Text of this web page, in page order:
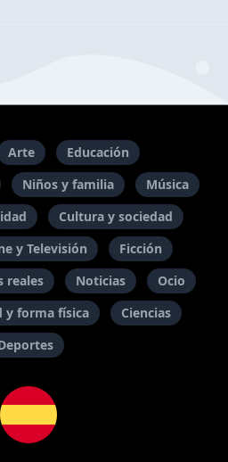
Arte
Educación
Niños y familia
Música
Cultura y sociedad
y Televisión
Ficción
reales Noticias
Ocio
y forma física
Ciencias